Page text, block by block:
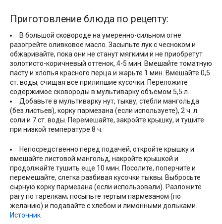
Приготовление блюда по рецепту:
В большой сковороде на умеренно-сильном огне
разогрейте оливковое масло. Засыпьте лук с чесноком и
обжаривайте, пока они не станут мягкими и не приобретут
золотисто-коричневый оттенок, 4-5 мин. Вмешайте томатную
пасту и хлопья красного перца и жарьте 1 мин. Вмешайте 0,5
ст. воды, счищая все прилипшие кусочки. Переложите
содержимое сковороды в мультиварку объемом 5,5 л.
Добавьте в мультиварку нут, тыкву, стебли мангольда
(без листьев), корку пармезана (если используете), 2 ч. л.
соли и 7 ст. воды. Перемешайте, закройте крышку, и тушите
при низкой температуре 8 ч.
Непосредственно перед подачей, откройте крышку и
вмешайте листовой мангольд, накройте крышкой и
продолжайте тушить еще 10 мин. Посолите, поперчите и
перемешайте, слегка разбивая кусочки тыквы. Выбросьте
сырную корку пармезана (если использовали). Разложите
рагу по тарелкам; посыпьте тертым пармезаном (по
желанию) и подавайте с хлебом и лимонными дольками.
Источник